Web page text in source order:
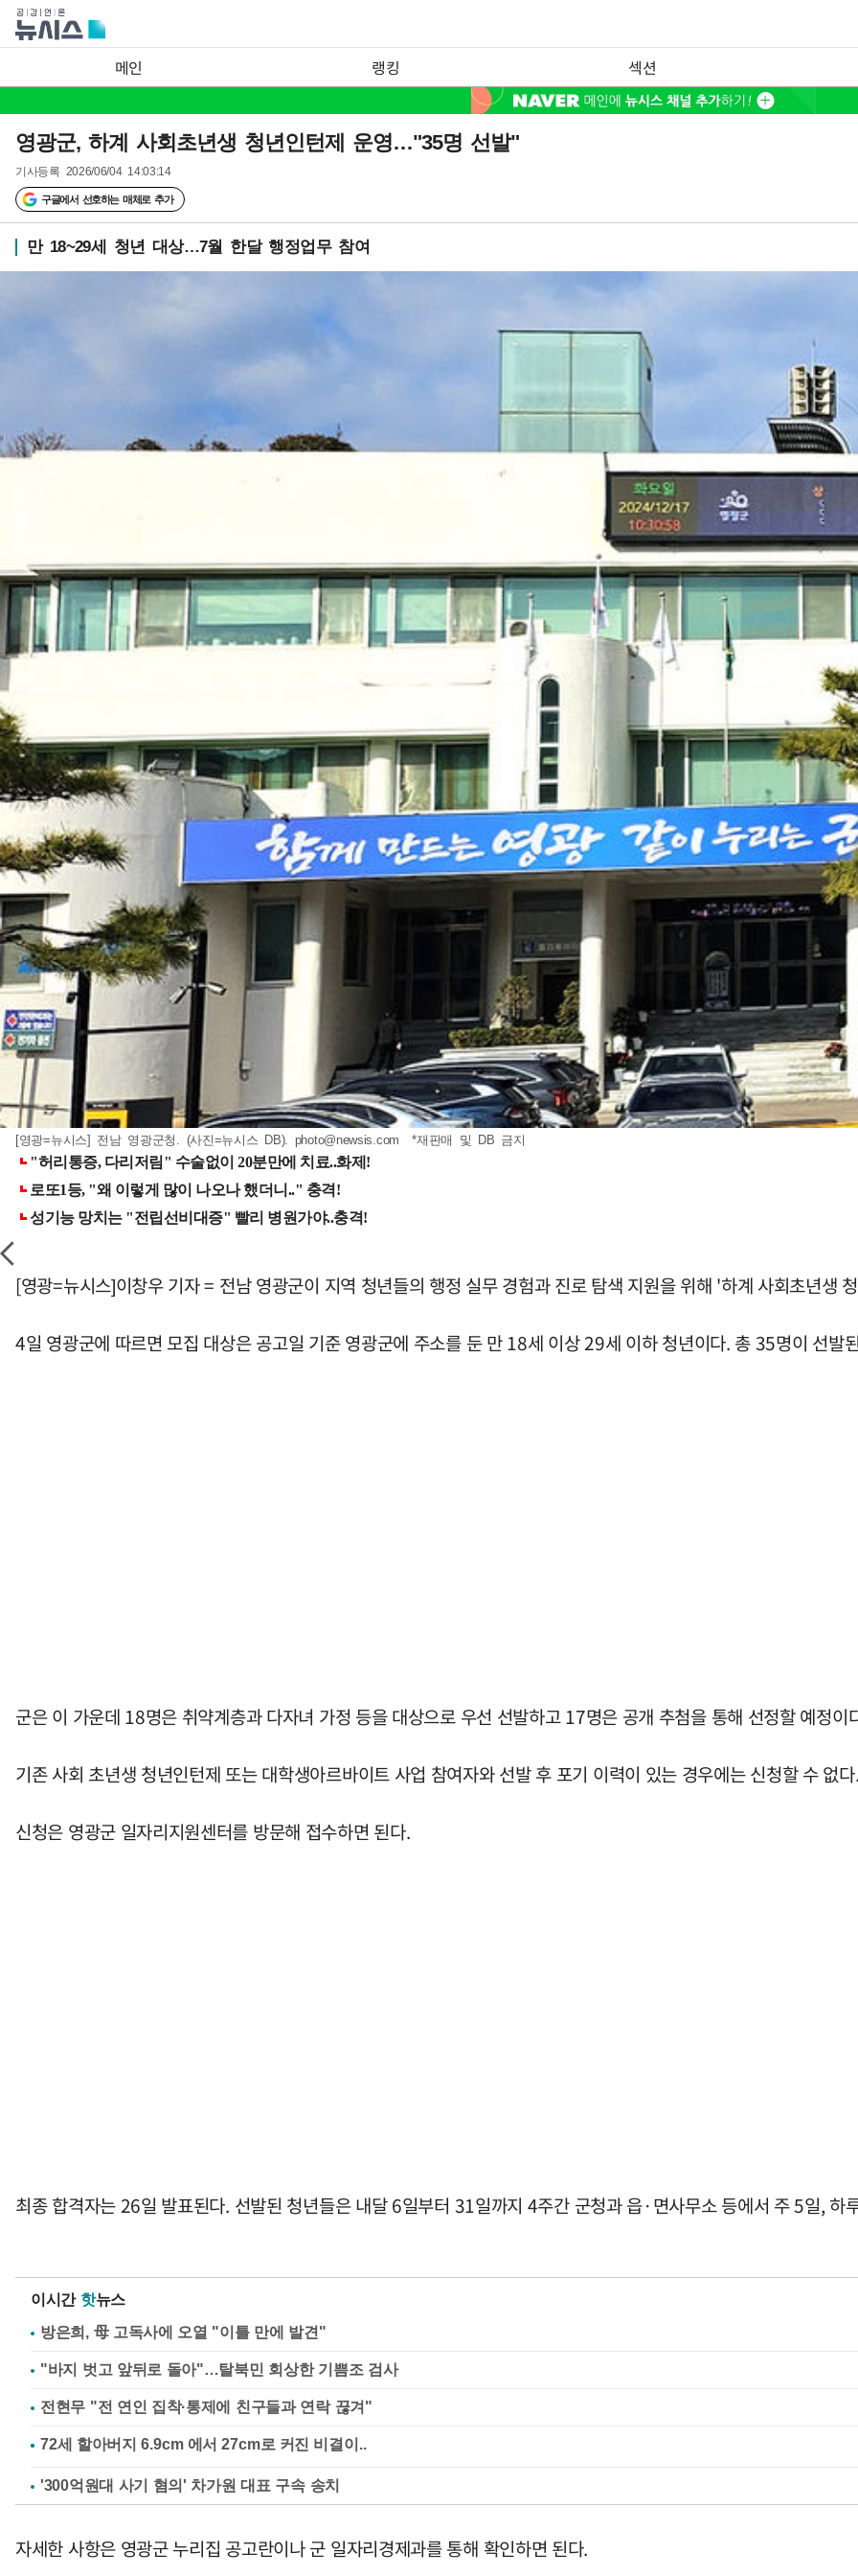
메인 랭킹 섹션
영광군, 하계 사회초년생 청년인턴제 운영…"35명 선발"
기사등록 2026/06/04 14:03:14
구글에서 선호하는 매체로 추가
만 18~29세 청년 대상…7월 한달 행정업무 참여
[영광=뉴시스] 전남 영광군청. (사진=뉴시스 DB). photo@newsis.com *재판매 및 DB 금지
[영광=뉴시스]이창우 기자 = 전남 영광군이 지역 청년들의 행정 실무 경험과 진로 탐색 지원을 위해 '하계 사회초년생
4일 영광군에 따르면 모집 대상은 공고일 기준 영광군에 주소를 둔 만 18세 이상 29세 이하 청년이다. 총 35명이 선발
군은 이 가운데 18명은 취약계층과 다자녀 가정 등을 대상으로 우선 선발하고 17명은 공개 추첨을 통해 선정할 예정이
기존 사회 초년생 청년인턴제 또는 대학생아르바이트 사업 참여자와 선발 후 포기 이력이 있는 경우에는 신청할 수 없
신청은 영광군 일자리지원센터를 방문해 접수하면 된다.
최종 합격자는 26일 발표된다. 선발된 청년들은 내달 6일부터 31일까지 4주간 군청과 읍·면사무소 등에서 주 5일, 하
이시간 핫뉴스
방은희, 母 고독사에 오열 "이틀 만에 발견"
"바지 벗고 앞뒤로 돌아"…탈북민 회상한 기쁨조 검사
전현무 "전 연인 집착·통제에 친구들과 연락 끊겨"
'300억원대 사기 혐의' 차가원 대표 구속 송치
자세한 사항은 영광군 누리집 공고란이나 군 일자리경제과를 통해 확인하면 된다.